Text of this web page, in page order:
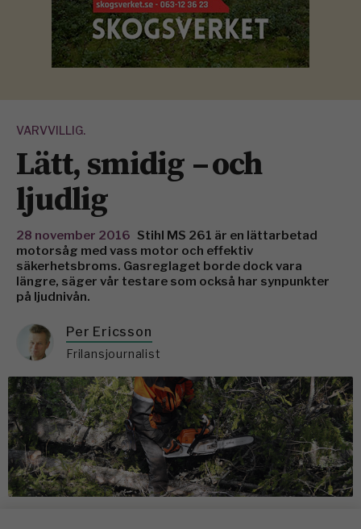
VARVVILLIG.
Lätt, smidig – och
ljudlig
28 november 2016 Stihl MS 261 är en lättarbetad
motorsåg med vass motor och effektiv
säkerhetsbroms. Gasreglaget borde dock vara
längre, säger vår testare som också har synpunkter
på ljudnivån.
Per Ericsson
Frilansjournalist